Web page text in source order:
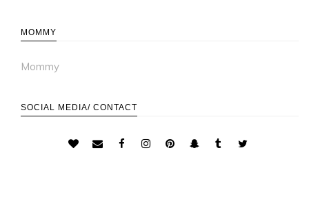
MOMMY
Mommy
SOCIAL MEDIA/ CONTACT